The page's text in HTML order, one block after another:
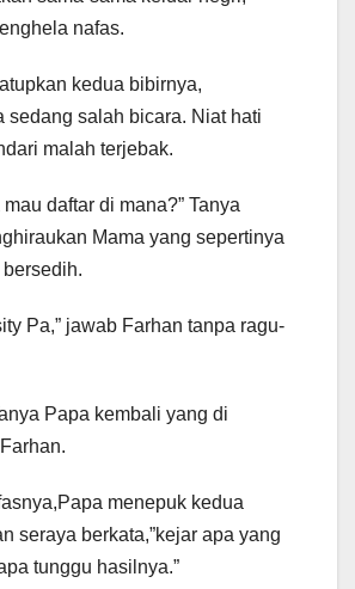
nafas.
kedua bibirnya,
sedang salah bicara. Niat hati
malah terjebak.
daftar di mana?” Tanya
Mama yang sepertinya
Pa,” jawab Farhan tanpa ragu-
Papa kembali yang di
menepuk kedua
seraya berkata,”kejar apa yang
tunggu hasilnya.”